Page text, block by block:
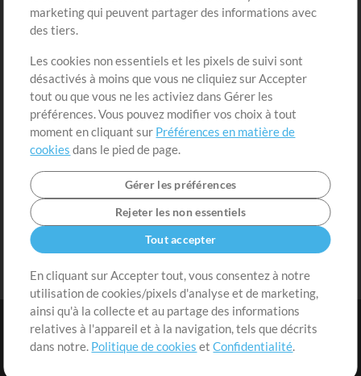
Contenu gratuit
Extras
Sessions
Soumettre votre contenu
Listes de lecture
Conférence MT
S'inscrire
Conditions | Confidentialité |
marketing qui peuvent partager des informations avec
des tiers.
Les cookies non essentiels et les pixels de suivi sont
désactivés à moins que vous ne cliquiez sur Accepter
tout ou que vous ne les activiez dans Gérer les
préférences. Vous pouvez modifier vos choix à tout
moment en cliquant sur Préférences en matière de
cookies dans le pied de page.
Gérer les préférences
Rejeter les non essentiels
Tout accepter
En cliquant sur Accepter tout, vous consentez à notre
utilisation de cookies/pixels d'analyse et de marketing,
ainsi qu'à la collecte et au partage des informations
relatives à l'appareil et à la navigation, tels que décrits
dans notre. Politique de cookies etConfidentialité.